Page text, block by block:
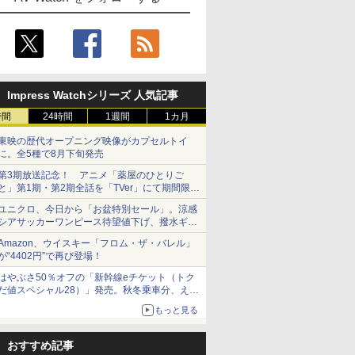
Impress Watchシリーズ 人気記事
24時間 1週間 1カ月
映の歴代オープニング映像がカプセルトイ
。全5種で8月下旬発売
3期放送記念！ アニメ「薬屋のひとりご
」第1期・第2期全話を「TVer」にて期間限定
順次無料配信開始
ニクロ、今日から「お盆特別セール」。涼感
アサッカーワンピース待望値下げ、撥水ギア
ョーツは1990円に
、ウイスキー「フロム・ザ・バレル」
“4402円”で再び登場！
やぶさ50％オフの「新幹線eチケット（トク
値スペシャル28）」発売。秋冬乗車分、えき
もっと見る
おすすめ記事